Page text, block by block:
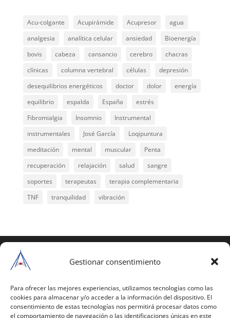
Gestionar consentimiento
Para ofrecer las mejores experiencias, utilizamos tecnologías como las
cookies para almacenar y/o acceder a la información del dispositivo. El
consentimiento de estas tecnologías nos permitirá procesar datos como
el comportamiento de navegación o las identificaciones únicas en este
Acu-colgante Acupirámide Acupresor
agua
analgesia
analítica celular ansiedad
Bioenergía
bovis
cabeza cansancio cerebro
chacras
clínicas
columna vertebral células
depresión
desequilibrios energéticos
doctor dolor
energía
equilibrio
espalda España
estrés
Fibromialgia
Insomnio
Instrumental
instrumentales
José García
Loqipuntura
meditación
mental muscular
Penta
recuperación
relajación salud
sangre
soportes
terapeutas
terapia complementaria
TNF
tranquilidad vibración
reservados
estas páginas o parte de ellas, necesita pedir
autorización por escrito a Mario Gil Sánchez.